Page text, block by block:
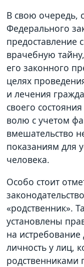
В свою очередь,
Федерального
предоставление
врачебную
его законного
целях
и лечения
своего
волю с учетом
вмешательство
показаниям для
человека.
Особо стоит
«родственник».
установлены
на
личность у лиц,
родственниками